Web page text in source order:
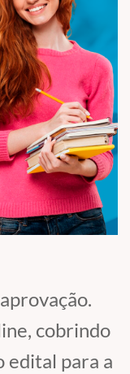
cobrindo
edital para a